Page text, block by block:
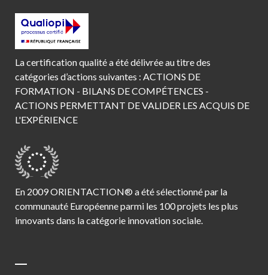
La certification qualité a été délivrée au titre des
catégories d’actions suivantes : ACTIONS DE
FORMATION - BILANS DE COMPÉTENCES -
ACTIONS PERMETTANT DE VALIDER LES ACQUIS DE
L'EXPÉRIENCE
En 2009 ORIENTACTION® a été sélectionné par la
communauté Européenne parmi les 100 projets les plus
innovants dans la catégorie innovation sociale.